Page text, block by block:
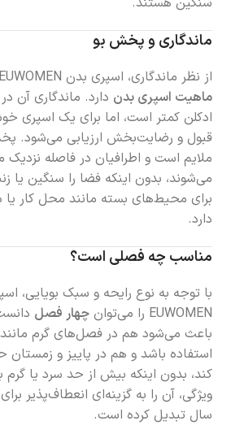
ماندگاری و پخش بو
از نظر ماندگاری، اسپری بدن EUWOMEN عملکردی
ماهیت اسپری بدن دارد. ماندگاری آن
ادکلن کمتر است، اما برای یک اسپری
قبول و رضایت‌بخش ارزیابی می‌شود.
ملایم است و اطرافیان در فاصله نزدیک
می‌شوند، بدون اینکه فضا را سنگین یا
برای محیط‌های بسته مانند محل کار یا
دارد.
مناسب چه فصلی است؟
با توجه به نوع رایحه و سبک بویایی،
EUWOMEN را می‌توان
چهار فصل
باعث می‌شود هم در فصل‌های گرم مانند
استفاده باشد و هم در پاییز و
کند، بدون اینکه بیش از حد سرد یا
ویژگی، آن را به گزینه‌ای انعطاف‌پذیر
سال تبدیل کرده است.